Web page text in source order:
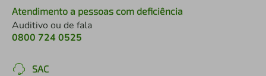
Atendimento a pessoas com deficiência
Auditivo ou de fala
0800 724 0525
SAC